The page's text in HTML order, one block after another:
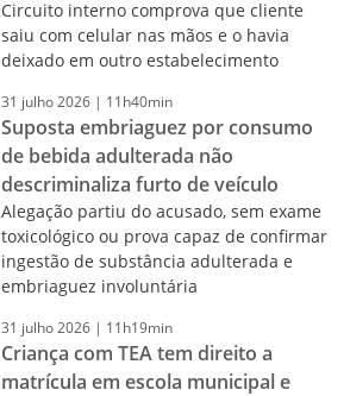
Circuito interno comprova que cliente
saiu com celular nas mãos e o havia
deixado em outro estabelecimento
31 julho2026 | 11h40min
Suposta embriaguez por consumo
de bebida adulterada não
descriminaliza furto de veículo
Alegação partiu do acusado, sem exame
toxicológico ou prova capaz de confirmar
ingestão de substância adulterada e
embriaguez involuntária
31 julho2026 | 11h19min
Criança com TEA tem direito a
matrícula em escola municipal e